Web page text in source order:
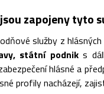
zapojeny tyto
služby z
státní podniks
hlásné a
profily nacházejí,